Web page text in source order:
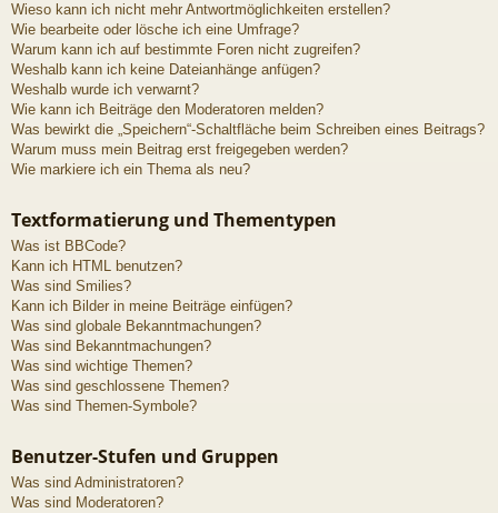
Wieso kann ich nicht mehr Antwortmöglichkeiten erstellen?
Wie bearbeite oder lösche ich eine Umfrage?
Warum kann ich auf bestimmte Foren nicht zugreifen?
Weshalb kann ich keine Dateianhänge anfügen?
Weshalb wurde ich verwarnt?
Wie kann ich Beiträge den Moderatoren melden?
Was bewirkt die „Speichern“-Schaltfläche beim Schreiben eines Beitrags?
Warum muss mein Beitrag erst freigegeben werden?
Wie markiere ich ein Thema als neu?
Textformatierung und Thementypen
Was ist BBCode?
Kann ich HTML benutzen?
Was sind Smilies?
Kann ich Bilder in meine Beiträge einfügen?
Was sind globale Bekanntmachungen?
Was sind Bekanntmachungen?
Was sind wichtige Themen?
Was sind geschlossene Themen?
Was sind Themen-Symbole?
Benutzer-Stufen und Gruppen
Was sind Administratoren?
Was sind Moderatoren?